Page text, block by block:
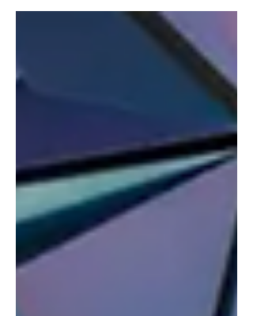
式，從源頭降低事件發生率。Forrester TEI 研
究顯示，這種「先拒絕、再允許」的治理方
式，正為企業帶來可量化的營運穩定與 ROI。